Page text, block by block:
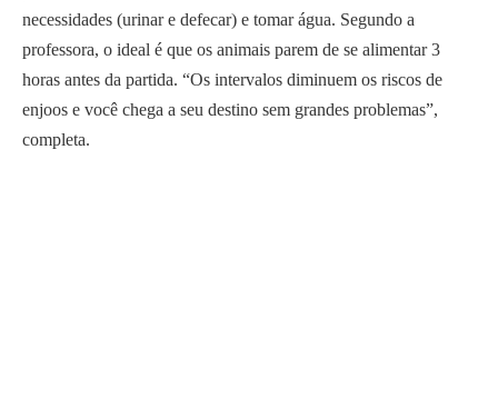
necessidades (urinar e defecar) e tomar água. Segundo a
professora, o ideal é que os animais parem de se alimentar 3
horas antes da partida. “Os intervalos diminuem os riscos de
enjoos e você chega a seu destino sem grandes problemas”,
completa.